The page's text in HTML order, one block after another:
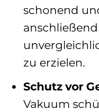
schonend
zu erzielen.
Schutz vor
Vakuum